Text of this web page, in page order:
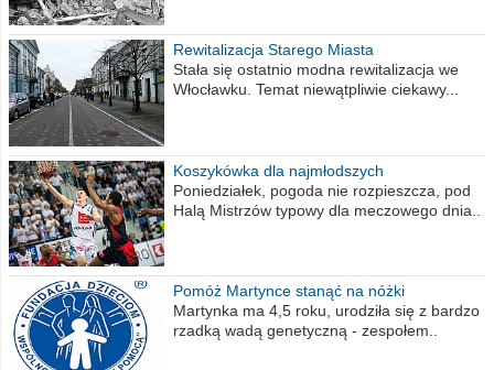
Rewitalizacja Starego Miasta
Stała się ostatnio modna rewitalizacja we
Włocławku. Temat niewątpliwie ciekawy...
Koszykówka dla najmłodszych
Poniedziałek, pogoda nie rozpieszcza, pod
Halą Mistrzów typowy dla meczowego dnia..
Pomóż Martynce stanąć na nóżki
Martynka ma 4,5 roku, urodziła się z bardzo
rzadką wadą genetyczną - zespołem..